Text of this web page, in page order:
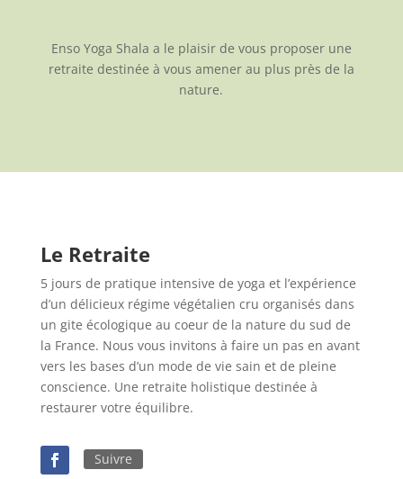
Enso Yoga Shala a le plaisir de vous proposer une
retraite destinée à vous amener au plus près de la
nature.
Le Retraite
5 jours de pratique intensive de yoga et l’expérience
d’un délicieux régime végétalien cru organisés dans
un gite écologique au coeur de la nature du sud de
la France. Nous vous invitons à faire un pas en avant
vers les bases d’un mode de vie sain et de pleine
conscience. Une retraite holistique destinée à
restaurer votre équilibre.
Suivre